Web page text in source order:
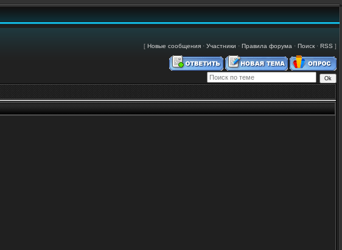
[ Новые сообщения · Участники · Правила форума · Поиск · RSS ]